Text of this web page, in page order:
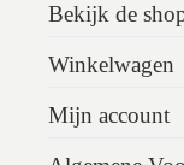
Bekijk de
Winkelwagen
Mijn account